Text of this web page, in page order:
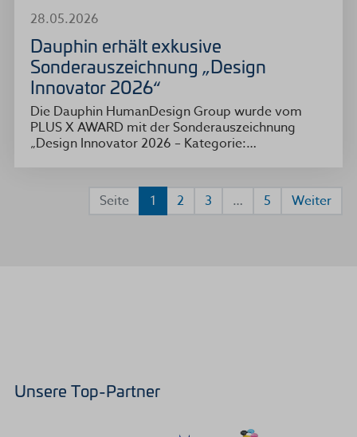
28.05.2026
Dauphin erhält exkusive
Sonderauszeichnung „Design
Innovator 2026“
Die Dauphin HumanDesign Group wurde vom
PLUS X AWARD mit der Sonderauszeichnung
„Design Innovator 2026 – Kategorie:…
Seite 1 2 3 … 5 Weiter
Unsere Top-Partner